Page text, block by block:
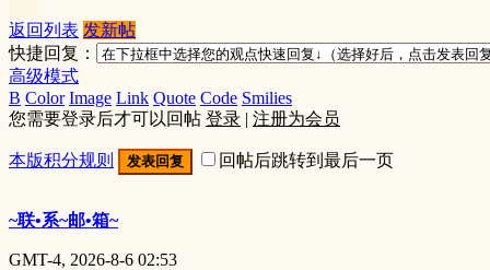
返回列表 发新帖
快捷回复：
高级模式
B Color Image Link Quote Code Smilies
您需要登录后才可以回帖 登录 | 注册为会员
本版积分规则 发表回复 回帖后跳转到最后一页
~联•系~邮•箱~
GMT-4, 2026-8-6 02:53